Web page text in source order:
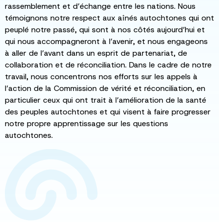
rassemblement et d’échange entre les nations. Nous
témoignons notre respect aux aînés autochtones qui ont
peuplé notre passé, qui sont à nos côtés aujourd’hui et
qui nous accompagneront à l’avenir, et nous engageons
à aller de l’avant dans un esprit de partenariat, de
collaboration et de réconciliation. Dans le cadre de notre
travail, nous concentrons nos efforts sur les appels à
l’action de la Commission de vérité et réconciliation, en
particulier ceux qui ont trait à l’amélioration de la santé
des peuples autochtones et qui visent à faire progresser
notre propre apprentissage sur les questions
autochtones.